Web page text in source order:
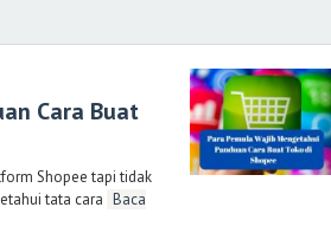
Cara Buat
Shopee tapi tidak
tata cara Baca